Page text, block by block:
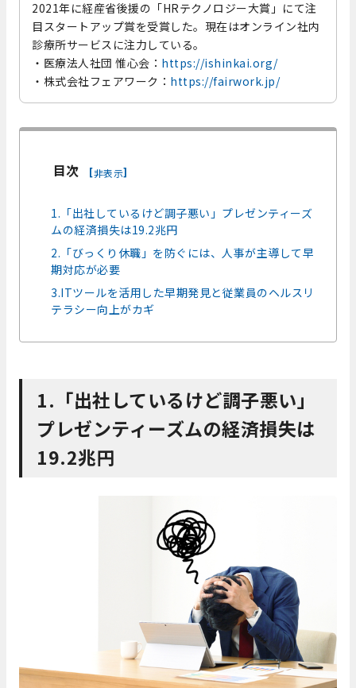
2021年に経産省後援の「HRテクノロジー大賞」にて注
目スタートアップ賞を受賞した。現在はオンライン社内
診療所サービスに注力している。
・医療法人社団 惟心会： https://ishinkai.org/
・株式会社フェアワーク： https://fairwork.jp/
目次 [非表示]
1.「出社しているけど調子悪い」プレゼンティーズ
ムの経済損失は19.2兆円
2.「びっくり休職」を防ぐには、人事が主導して早
期対応が必要
3.ITツールを活用した早期発見と従業員のヘルスリ
テラシー向上がカギ
1.「出社しているけど調子悪い」
プレゼンティーズムの経済損失は
19.2兆円